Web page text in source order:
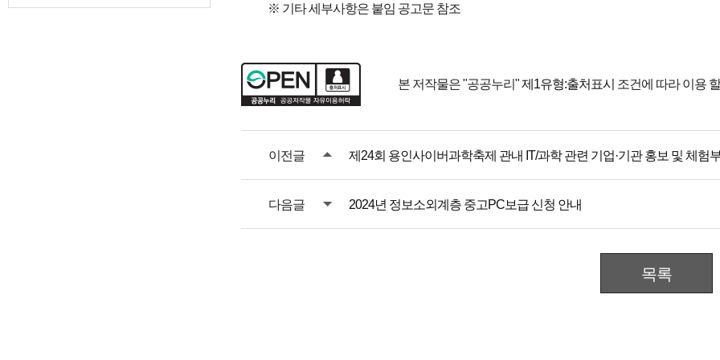
※ 기타 세부사항은 붙임 공고문 참조
본 저작물은 "공공누리"제1유형:출처표시 조건에 따라 이용
이전글 제24회 용인사이버과학축제 관내 IT/과학 관련 기업·기관 홍보 및 체험
다음글 2024년 정보소외계층 중고PC보급 신청 안내
목록